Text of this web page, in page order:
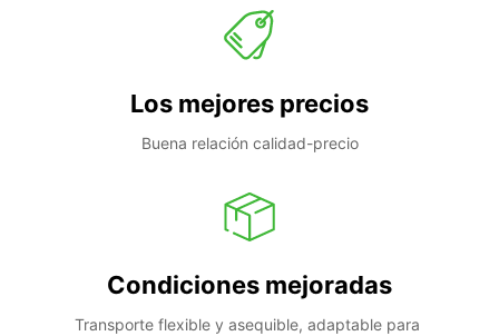
Los mejores precios
Buena relación calidad-precio
Condiciones mejoradas
Transporte flexible y asequible, adaptable para